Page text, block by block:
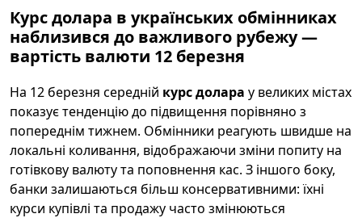
Курс долара в українських обмінниках
наблизився до важливого рубежу —
вартість валюти 12 березня
На 12 березня середній курс долара у великих містах
показує тенденцію до підвищення порівняно з
попереднім тижнем. Обмінники реагують швидше на
локальні коливання, відображаючи зміни попиту на
готівкову валюту та поповнення кас. З іншого боку,
банки залишаються більш консервативними: їхні
курси купівлі та продажу часто змінюються